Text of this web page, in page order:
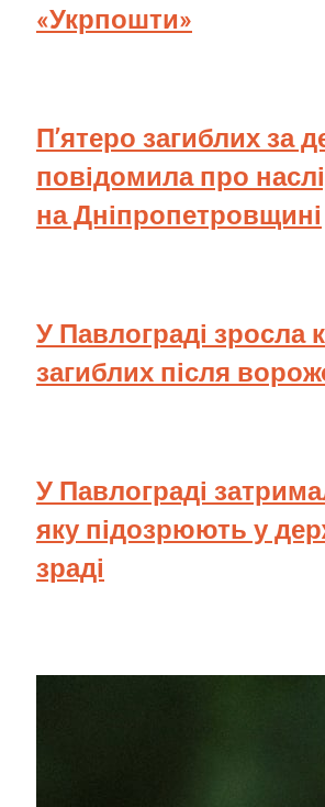
«Укрпошти»
П’ятеро загиблих за
повідомила про
на Дніпропетровщині
У Павлограді зросла
загиблих після
У Павлограді
яку підозрюють у
зраді